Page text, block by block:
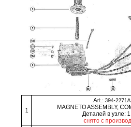
1
Art.: 394-
MAGNETO ASSEMBLY,
Деталей в узле:
снято с